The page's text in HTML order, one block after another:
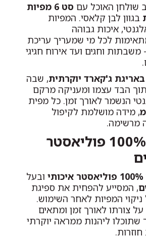
שולחן האוכל עם
סט 6 מפיות
בגוון לבן קלאסי. המפיות
איכות גבוהה
לכל מי שמעריך עריכת
וחגים ועד אירוח חגיגי
באריגת ג'קארד יוקרתית, שבה
הבד עצמו ומעניקה מרקם
הנשמר לאורך זמן. כל מפית
, מידה מושלמת לקיפול
מרשימה.
בד איכותי 100% פוליאסטר
100% פוליאסטר איכותי
ובעל
, המסייע להפחית את ספיגת
ניקוי המפיות לאחר השימוש.
צורתו לאורך זמן ומתאים
שתוכלו ליהנות ממראה יוקרתי